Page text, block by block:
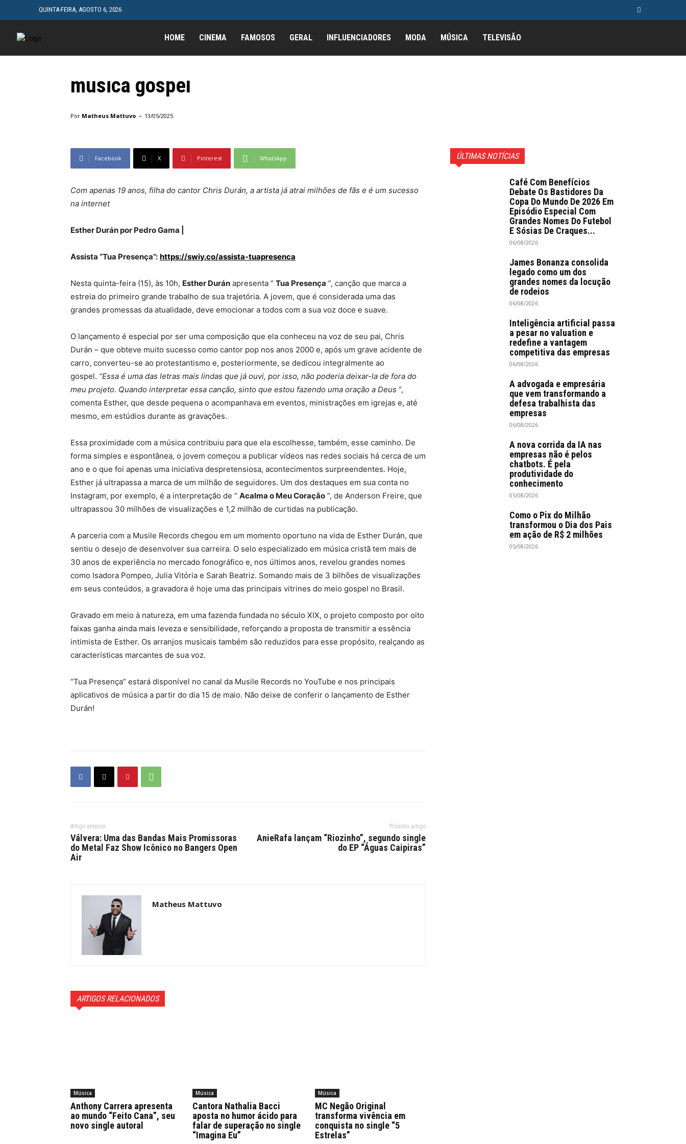
QUINTA-FEIRA, AGOSTO 6, 2026
HOME CINEMA FAMOSOS GERAL INFLUENCIADORES MODA MÚSICA TELEVISÃO
Esther Durán inicia carreira promissora na
música gospel
Por Matheus Mattuvo - 13/05/2025
Facebook X Pinterest WhatsApp
Com apenas 19 anos, filha do cantor Chris Durán, a artista já atrai milhões de fãs e é um sucesso
na internet
Esther Durán por Pedro Gama |
Assista “Tua Presença”: https://swiy.co/assista-tuapresenca
Nesta quinta-feira (15), às 10h, Esther Durán apresenta “ Tua Presença ”, canção que marca a
estreia do primeiro grande trabalho de sua trajetória. A jovem, que é considerada uma das
grandes promessas da atualidade, deve emocionar a todos com a sua voz doce e suave.
O lançamento é especial por ser uma composição que ela conheceu na voz de seu pai, Chris
Durán – que obteve muito sucesso como cantor pop nos anos 2000 e, após um grave acidente de
carro, converteu-se ao protestantismo e, posteriormente, se dedicou integralmente ao
gospel. “Essa é uma das letras mais lindas que já ouvi, por isso, não poderia deixar-la de fora do
meu projeto. Quando interpretar essa canção, sinto que estou fazendo uma oração a Deus “,
comenta Esther, que desde pequena o acompanhava em eventos, ministrações em igrejas e, até
mesmo, em estúdios durante as gravações.
Essa proximidade com a música contribuiu para que ela escolhesse, também, esse caminho. De
forma simples e espontânea, o jovem começou a publicar vídeos nas redes sociais há cerca de um
ano e o que foi apenas uma iniciativa despretensiosa, acontecimentos surpreendentes. Hoje,
Esther já ultrapassa a marca de um milhão de seguidores. Um dos destaques em sua conta no
Instagram, por exemplo, é a interpretação de “ Acalma o Meu Coração ”, de Anderson Freire, que
ultrapassou 30 milhões de visualizações e 1,2 milhão de curtidas na publicação.
A parceria com a Musile Records chegou em um momento oportuno na vida de Esther Durán, que
sentiu o desejo de desenvolver sua carreira. O selo especializado em música cristã tem mais de
30 anos de experiência no mercado fonográfico e, nos últimos anos, revelou grandes nomes
como Isadora Pompeo, Julia Vitória e Sarah Beatriz. Somando mais de 3 bilhões de visualizações
em seus conteúdos, a gravadora é hoje uma das principais vitrines do meio gospel no Brasil.
Gravado em meio à natureza, em uma fazenda fundada no século XIX, o projeto composto por oito
faixas ganha ainda mais leveza e sensibilidade, reforçando a proposta de transmitir a essência
intimista de Esther. Os arranjos musicais também são reduzidos para esse propósito, realçando as
características marcantes de sua voz.
“Tua Presença” estará disponível no canal da Musile Records no YouTube e nos principais
aplicativos de música a partir do dia 15 de maio. Não deixe de conferir o lançamento de Esther
Durán!
Artigo anterior
Válvera: Uma das Bandas Mais Promissoras
do Metal Faz Show Icônico no Bangers Open
Air
Próximo artigo
AnieRafa lançam “Riozinho”, segundo single
do EP “Águas Caipiras”
Matheus Mattuvo
ARTIGOS RELACIONADOS
Música
Anthony Carrera apresenta
ao mundo “Feito Cana”, seu
novo single autoral
Música
Cantora Nathalia Bacci
aposta no humor ácido para
falar de superação no single
“Imagina Eu”
Música
MC Negão Original
transforma vivência em
conquista no single “5
Estrelas”
ÚLTIMAS NOTÍCIAS
Café Com Benefícios
Debate Os Bastidores Da
Copa Do Mundo De 2026 Em
Episódio Especial Com
Grandes Nomes Do Futebol
E Sósias De Craques...
06/08/2026
James Bonanza consolida
legado como um dos
grandes nomes da locução
de rodeios
06/08/2026
Inteligência artificial passa
a pesar no valuation e
redefine a vantagem
competitiva das empresas
06/08/2026
A advogada e empresária
que vem transformando a
defesa trabalhista das
empresas
06/08/2026
A nova corrida da IA nas
empresas não é pelos
chatbots. É pela
produtividade do
conhecimento
05/08/2026
Como o Pix do Milhão
transformou o Dia dos Pais
em ação de R$ 2 milhões
05/08/2026